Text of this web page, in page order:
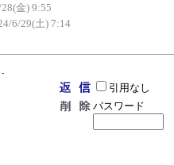
金) 9:55
6/29(土) 7:14
-
引用なし
パスワード